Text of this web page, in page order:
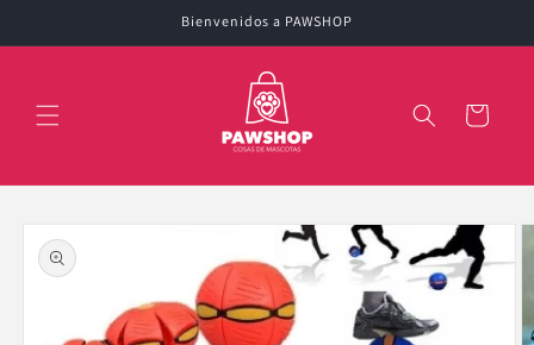
al contenido
Bienvenidos a PAWSHOP
Carrito
directamente
a la
información